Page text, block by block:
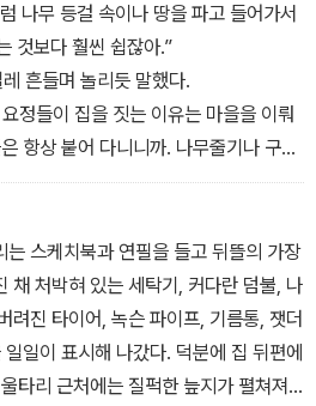
나무 등걸 속이나 땅을 파고 들어가서
것보다 훨씬 쉽잖아.”
흔들며 놀리듯 말했다.
정들이 집을 짓는 이유는 마을을 이뤄
항상 붙어 다니니까. 나무줄기나 구덩
질 수밖에 없잖아.”
스케치북과 연필을 들고 뒤뜰의 가장
채 처박혀 있는 세탁기, 커다란 덤불, 나
려진 타이어, 녹슨 파이프, 기름통, 잿더
일이 표시해 나갔다. 덕분에 집 뒤편에
타리 근처에는 질퍽한 늪지가 펼쳐져